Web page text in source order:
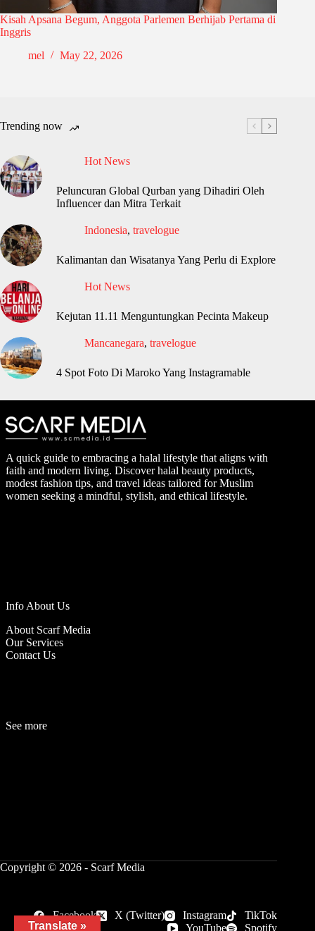
Kisah Apsana Begum, Anggota Parlemen Berhijab Pertama di
Inggris
mel
May 22, 2026
Trending now
Hot News
Peluncuran Global Qurban yang Dihadiri Oleh
Influencer dan Mitra Terkait
Indonesia, travelogue
Kalimantan dan Wisatanya Yang Perlu di Explore
Hot News
Kejutan 11.11 Menguntungkan Pecinta Makeup
Mancanegara, travelogue
4 Spot Foto Di Maroko Yang Instagramable
A quick guide to embracing a halal lifestyle that aligns with
faith and modern living. Discover halal beauty products,
modest fashion tips, and travel ideas tailored for Muslim
women seeking a mindful, stylish, and ethical lifestyle.
Info About Us
About Scarf Media
Our Services
Contact Us
See more
Copyright © 2026 - Scarf Media
Facebook X (Twitter) Instagram
TikTok
YouTube
Spotify
Translate »